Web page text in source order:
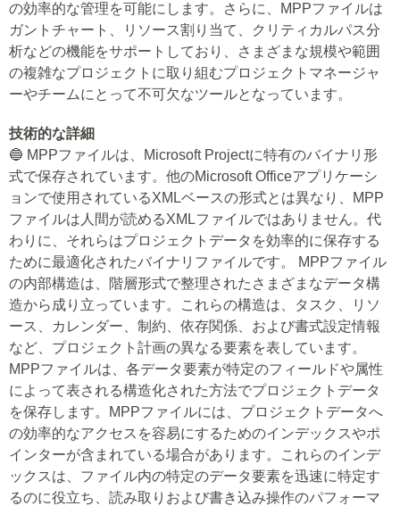
の効率的な管理を可能にします。さらに、MPPファイルは
ガントチャート、リソース割り当て、クリティカルパス分
析などの機能をサポートしており、さまざまな規模や範囲
の複雑なプロジェクトに取り組むプロジェクトマネージャ
ーやチームにとって不可欠なツールとなっています。
技術的な詳細
🔵 MPPファイルは、Microsoft Projectに特有のバイナリ形
式で保存されています。他のMicrosoft Officeアプリケーシ
ョンで使用されているXMLベースの形式とは異なり、MPP
ファイルは人間が読めるXMLファイルではありません。代
わりに、それらはプロジェクトデータを効率的に保存する
ために最適化されたバイナリファイルです。 MPPファイル
の内部構造は、階層形式で整理されたさまざまなデータ構
造から成り立っています。これらの構造は、タスク、リソ
ース、カレンダー、制約、依存関係、および書式設定情報
など、プロジェクト計画の異なる要素を表しています。
MPPファイルは、各データ要素が特定のフィールドや属性
によって表される構造化された方法でプロジェクトデータ
を保存します。MPPファイルには、プロジェクトデータへ
の効率的なアクセスを容易にするためのインデックスやポ
インターが含まれている場合があります。これらのインデ
ックスは、ファイル内の特定のデータ要素を迅速に特定す
るのに役立ち、読み取りおよび書き込み操作のパフォーマ